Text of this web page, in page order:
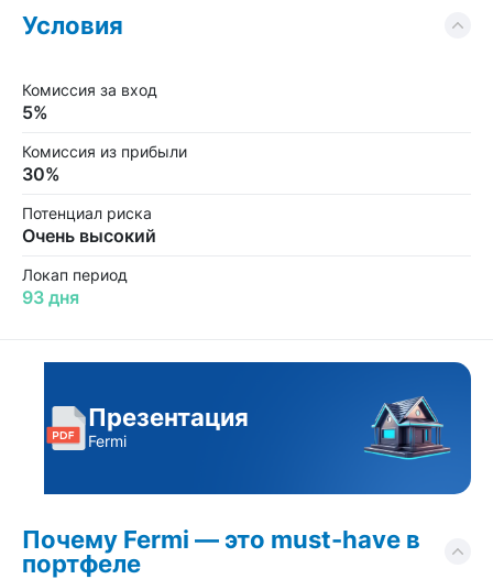
Почему Fermi — это must-have в
портфеле
Условия
Комиссия за вход
5%
Комиссия из прибыли
30%
Потенциал риска
Очень высокий
Локап период
93 дня
Презентация
Fermi